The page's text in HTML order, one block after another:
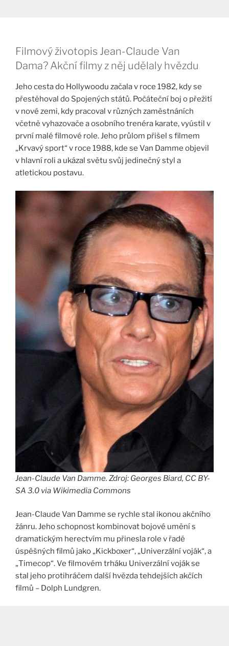
Filmový životopis Jean-Claude Van
Dama? Akční filmy z něj udělaly hvězdu
Jeho cesta do Hollywoodu začala v roce 1982, kdy se
přestěhoval do Spojených států. Počáteční boj o přežití
v nové zemi, kdy pracoval v různých zaměstnáních
včetně vyhazovače a osobního trenéra karate, vyústil v
první malé filmové role. Jeho průlom přišel s filmem
„Krvavý sport“ v roce 1988, kde se Van Damme objevil
v hlavní roli a ukázal světu svůj jedinečný styl a
atletickou postavu.
Jean-Claude Van Damme. Zdroj: Georges Biard, CC BY-
SA 3.0 via Wikimedia Commons
Jean-Claude Van Damme se rychle stal ikonou akčního
žánru. Jeho schopnost kombinovat bojové umění s
dramatickým herectvím mu přinesla role v řadě
úspěšných filmů jako „Kickboxer“, „Univerzální voják“, a
„Timecop“. Ve filmovém trháku Univerzální voják se
stal jeho protihráčem další hvězda tehdejších akčích
filmů – Dolph Lundgren.